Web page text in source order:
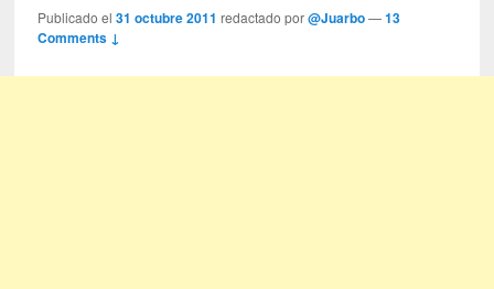
Publicado el31 octubre 2011 redactado por@Juarbo —13
Comments ↓